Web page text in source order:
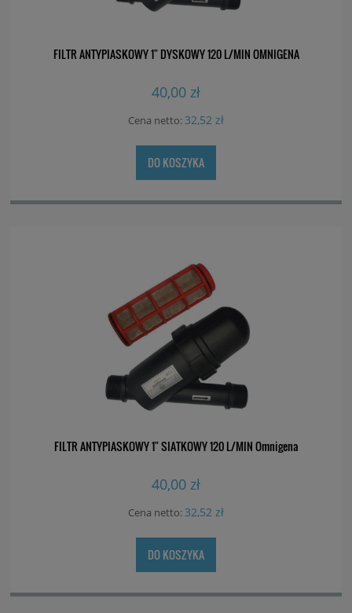
FILTR ANTYPIASKOWY 1" DYSKOWY 120 L/MIN OMNIGENA
40,00 zł
Cena netto: 32,52 zł
DO KOSZYKA
FILTR ANTYPIASKOWY 1" SIATKOWY 120 L/MIN Omnigena
40,00 zł
Cena netto: 32,52 zł
DO KOSZYKA